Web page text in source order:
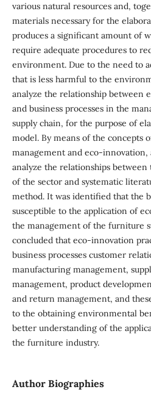
various natural resources and,
materials necessary for the
produces a significant amount of
require adequate procedures to
environment. Due to the need to
that is less harmful to the
analyze the relationship between
and business processes in the
supply chain, for the purpose of
model. By means of the concepts
management and eco-innovation,
analyze the relationships
of the sector and systematic
method. It was identified that the
susceptible to the application of
the management of the furniture
concluded that eco-innovation
business processes customer
manufacturing management,
management, product
and return management, and
to the obtaining environmental
better understanding of the
the furniture industry.
Author Biographies